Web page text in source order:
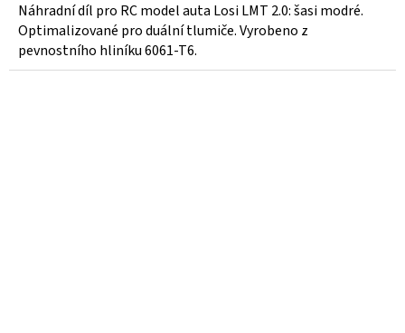
Náhradní díl pro RC model auta Losi LMT 2.0: šasi modré.
Optimalizované pro duální tlumiče. Vyrobeno z
pevnostního hliníku 6061-T6.